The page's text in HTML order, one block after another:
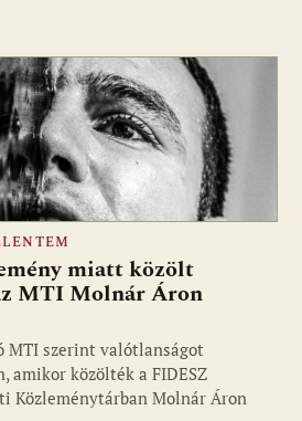
miatt közölt
MTI Molnár Áron
MTI szerint valótlanságot
közölték a FIDESZ
Közleménytárban Molnár Áron